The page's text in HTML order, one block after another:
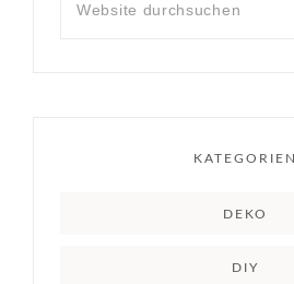
KATEGORIEN
DEKO
DIY